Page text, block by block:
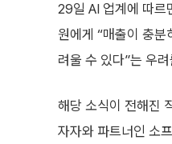
29일 AI 업계에 따르
원에게 “매출이 충분
려울 수 있다”는 우
해당 소식이 전해진
자자와 파트너인 소